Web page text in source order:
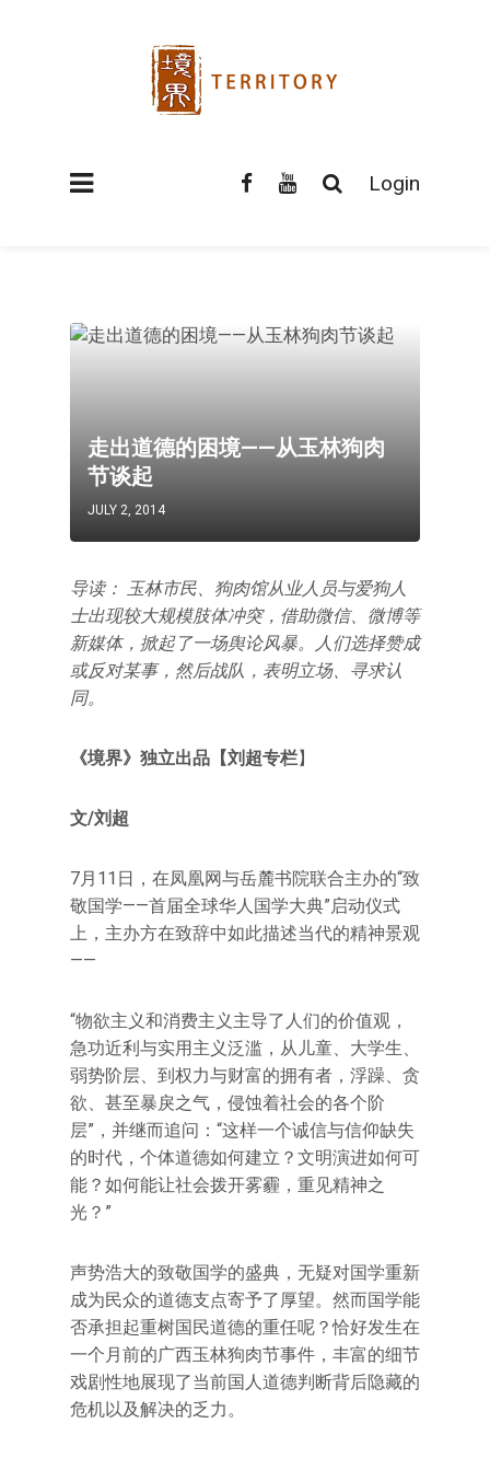
Login
走出道德的困境——从玉林狗肉
节谈起
JULY 2, 2014
导读： 玉林市民、狗肉馆从业人员与爱狗人
士出现较大规模肢体冲突，借助微信、微博等
新媒体，掀起了一场舆论风暴。人们选择赞成
或反对某事，然后战队，表明立场、寻求认
同。
《境界》独立出品【刘超专栏】
文/刘超
7月11日，在凤凰网与岳麓书院联合主办的“致
敬国学——首届全球华人国学大典”启动仪式
上，主办方在致辞中如此描述当代的精神景观
——
“物欲主义和消费主义主导了人们的价值观，
急功近利与实用主义泛滥，从儿童、大学生、
弱势阶层、到权力与财富的拥有者，浮躁、贪
欲、甚至暴戾之气，侵蚀着社会的各个阶
层”，并继而追问：“这样一个诚信与信仰缺失
的时代，个体道德如何建立？文明演进如何可
能？如何能让社会拨开雾霾，重见精神之
光？”
声势浩大的致敬国学的盛典，无疑对国学重新
成为民众的道德支点寄予了厚望。然而国学能
否承担起重树国民道德的重任呢？恰好发生在
一个月前的广西玉林狗肉节事件，丰富的细节
戏剧性地展现了当前国人道德判断背后隐藏的
危机以及解决的乏力。